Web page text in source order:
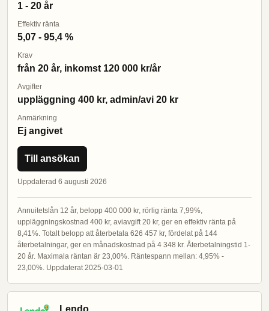
1 - 20 år
Effektiv ränta
5,07 - 95,4 %
Krav
från 20 år, inkomst 120 000 kr/år
Avgifter
uppläggning 400 kr, admin/avi 20 kr
Anmärkning
Ej angivet
Till ansökan
Uppdaterad 6 augusti 2026
Annuitetslån 12 år, belopp 400 000 kr, rörlig ränta 7,99%,
uppläggningskostnad 400 kr, aviavgift 20 kr, ger en effektiv ränta på
8,41%. Totalt belopp att återbetala 626 457 kr, fördelat på 144
återbetalningar, ger en månadskostnad på 4 348 kr. Återbetalningstid 1-
20 år. Maximala räntan är 23,00%. Räntespann mellan: 4,95% -
23,00%. Uppdaterat 2025-03-01